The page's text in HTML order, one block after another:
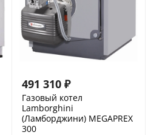
491 310 ₽
Газовый котел
Lamborghini
(Ламборджини) MEGAPREX
300